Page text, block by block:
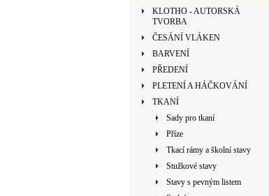
KLOTHO - AUTORSKÁ
TVORBA
ČESÁNÍ VLÁKEN
BARVENÍ
PŘEDENÍ
PLETENÍ A HÁČKOVÁNÍ
TKANÍ
Sady pro tkaní
Příze
Tkací rámy a školní stavy
Stužkové stavy
Stavy s pevným listem